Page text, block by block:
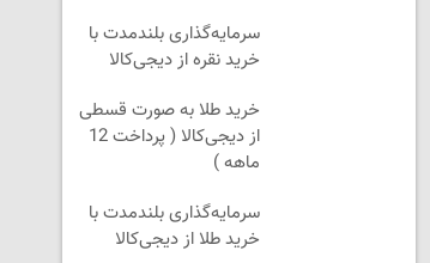
سرمایه‌گذاری بلندمدت با
خرید نقره از دیجی‌کالا
خرید طلا به صورت قسطی
از دیجی‌کالا ( پرداخت 12
ماهه )
سرمایه‌گذاری بلندمدت با
خرید طلا از دیجی‌کالا